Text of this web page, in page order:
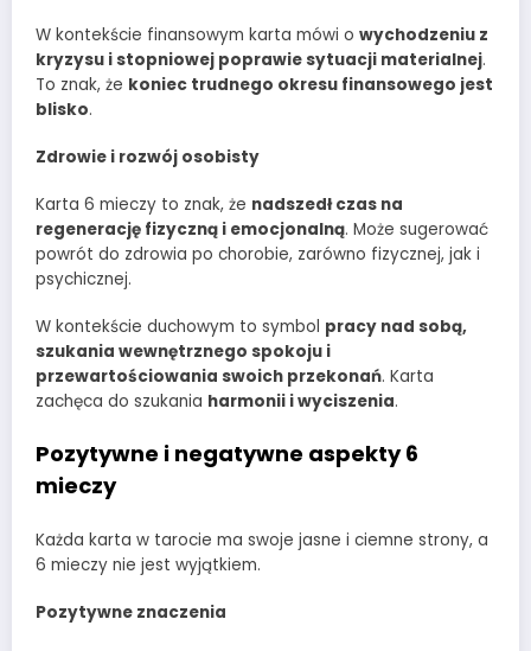
W kontekście finansowym karta mówi o wychodzeniu z
kryzysu i stopniowej poprawie sytuacji materialnej.
To znak, że koniec trudnego okresu finansowego jest
blisko.
Zdrowie i rozwój osobisty
Karta 6 mieczy to znak, że nadszedł czas na
regenerację fizyczną i emocjonalną. Może sugerować
powrót do zdrowia po chorobie, zarówno fizycznej, jak i
psychicznej.
W kontekście duchowym to symbol pracy nad sobą,
szukania wewnętrznego spokoju i
przewartościowania swoich przekonań. Karta
zachęca do szukania harmonii i wyciszenia.
Pozytywne i negatywne aspekty 6
mieczy
Każda karta w tarocie ma swoje jasne i ciemne strony, a
6 mieczy nie jest wyjątkiem.
Pozytywne znaczenia